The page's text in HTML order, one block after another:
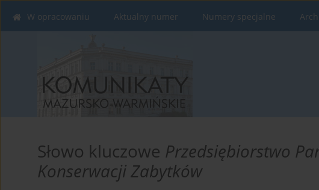
W opracowaniu Aktualny numer Numery specjalne
Słowo kluczowe Przedsiębiorstwo
Konserwacji Zabytków